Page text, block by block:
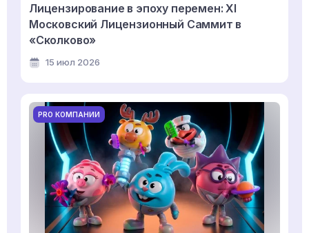
Лицензирование в эпоху перемен: XI
Московский Лицензионный Саммит в
«Сколково»
15 июл 2026
PRO КОМПАНИИ